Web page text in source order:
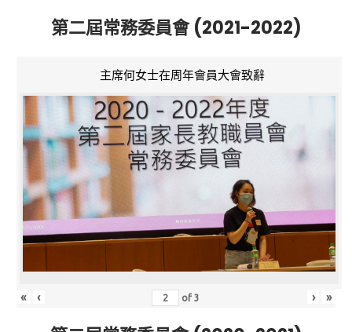
第二屆常務委員會 (2021-2022)
主席何女士在周年會員大會致辭
« ‹ of3 › »